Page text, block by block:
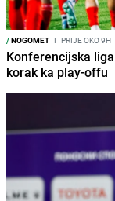
/NOGOMET I PRIJE OKO 9H
Konferencijska
korak ka play-offu